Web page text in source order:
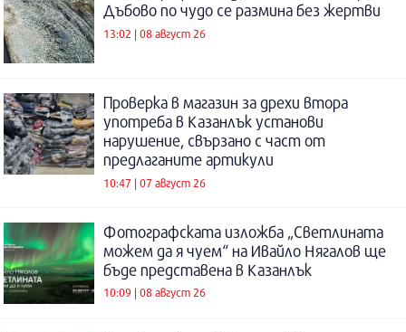
Дъбово по чудо се размина без жертви
13:02 | 08 август 26
Проверка в магазин за дрехи втора
употреба в Казанлък установи
нарушение, свързано с част от
предлаганите артикули
10:47 | 07 август 26
Фотографската изложба „Светлината
можем да я чуем“ на Ивайло Нягалов ще
бъде представена в Казанлък
10:09 | 08 август 26